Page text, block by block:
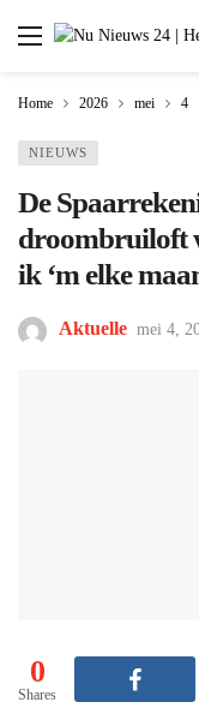
Home 2026 mei 4
NIEUWS
De
droombruiloft
ik ‘m elke
Aktuelle mei 4,
0
Shares